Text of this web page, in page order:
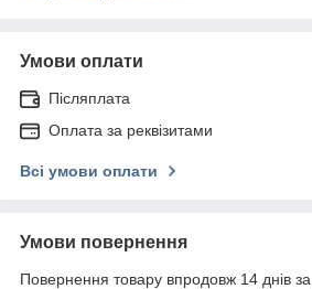
Умови оплати
Післяплата
Оплата за реквізитами
Всі умови оплати
Умови повернення
Повернення товару впродовж 14 днів